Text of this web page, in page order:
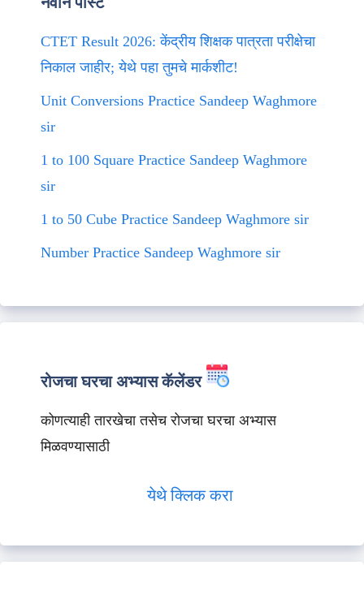
CTET Result 2026: केंद्रीय शिक्षक पात्रता परीक्षेचा
निकाल जाहीर; येथे पहा तुमचे मार्कशीट!
Unit Conversions Practice Sandeep Waghmore
sir
1 to 100 Square Practice Sandeep Waghmore
sir
1 to 50 Cube Practice Sandeep Waghmore sir
Number Practice Sandeep Waghmore sir
रोजचा घरचा अभ्यास कॅलेंडर
कोणत्याही तारखेचा तसेच रोजचा घरचा अभ्यास
मिळवण्यासाठी
येथे क्लिक करा